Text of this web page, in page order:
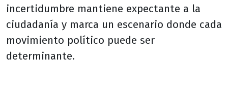
incertidumbre mantiene expectante a la
ciudadanía y marca un escenario donde cada
movimiento político puede ser
determinante.